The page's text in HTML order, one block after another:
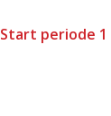
Start periode 1